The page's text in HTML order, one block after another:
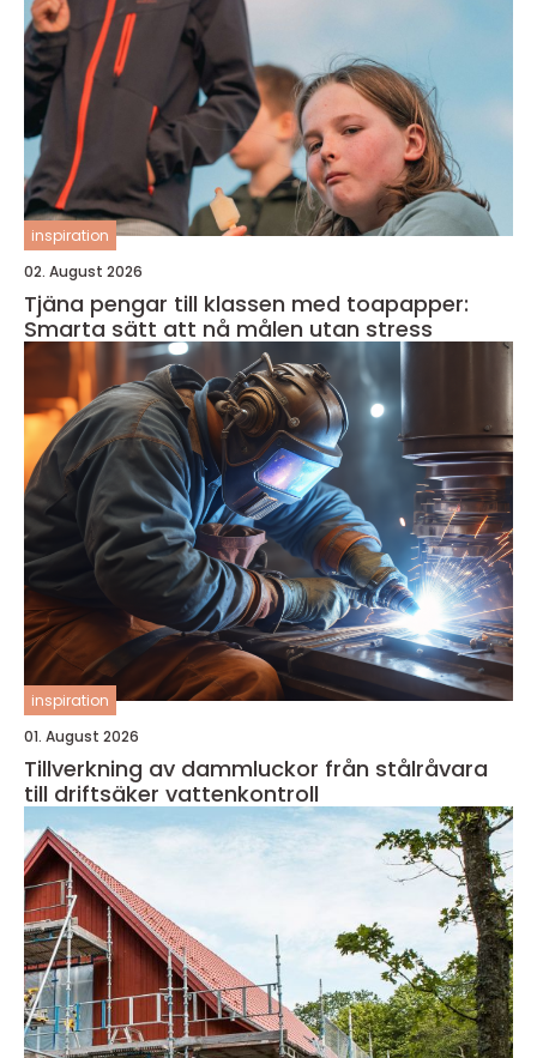
inspiration
02. August 2026
Tjäna pengar till klassen med toapapper:
Smarta sätt att nå målen utan stress
inspiration
01. August 2026
Tillverkning av dammluckor från stålråvara
till driftsäker vattenkontroll